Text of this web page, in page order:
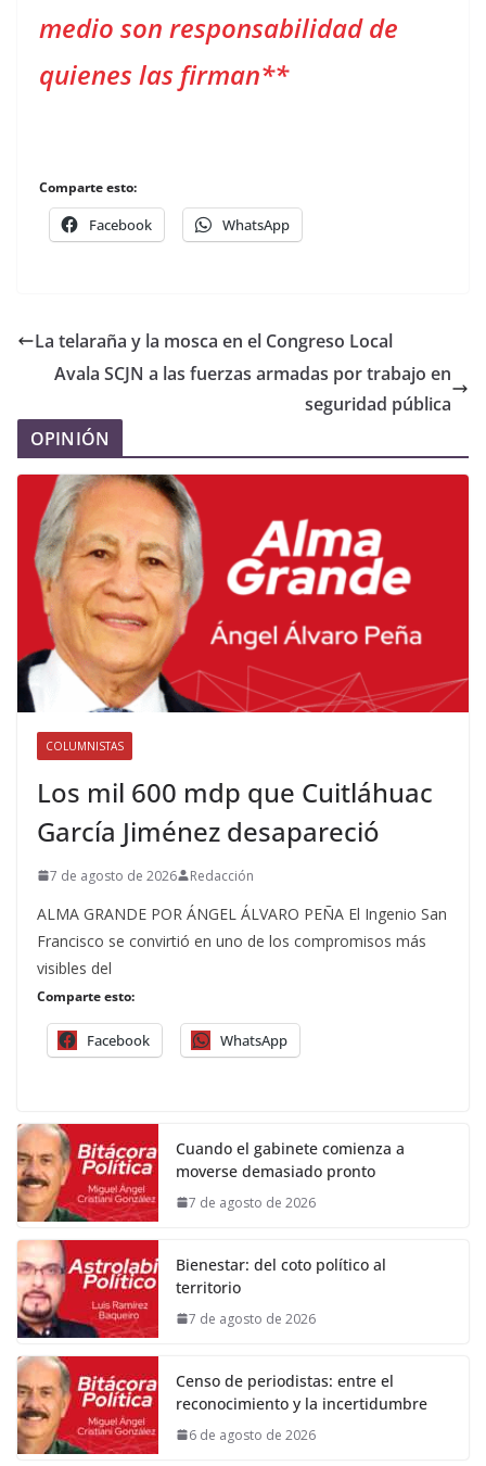
medio son responsabilidad de
quienes las firman**
Comparte esto:
Facebook WhatsApp
La telaraña y la mosca en el Congreso Local
Avala SCJN a las fuerzas armadas por trabajo en
seguridad pública
OPINIÓN
COLUMNISTAS
Los mil 600 mdp que Cuitláhuac
García Jiménez desapareció
7 de agosto de 2026 Redacción
ALMA GRANDE POR ÁNGEL ÁLVARO PEÑA El Ingenio San
Francisco se convirtió en uno de los compromisos más
visibles del
Comparte esto:
Facebook WhatsApp
Cuando el gabinete comienza a
moverse demasiado pronto
7 de agosto de 2026
Bienestar: del coto político al
territorio
7 de agosto de 2026
Censo de periodistas: entre el
reconocimiento y la incertidumbre
6 de agosto de 2026